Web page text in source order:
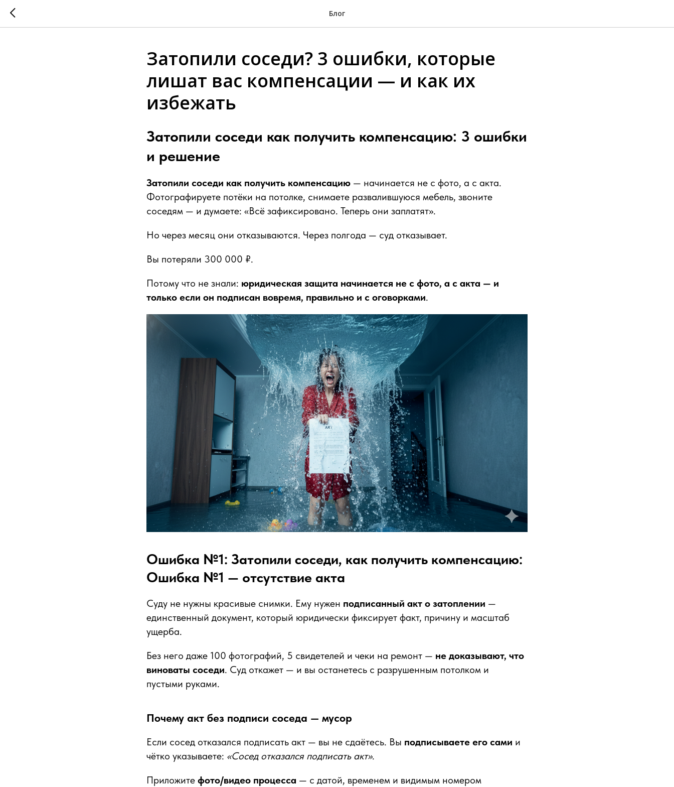
Блог
Затопили соседи? 3 ошибки, которые
лишат вас компенсации — и как их
избежать
Затопили соседи как получить компенсацию: 3 ошибки
и решение
Затопили соседи как получить компенсацию — начинается не с фото, а с акта.
Фотографируете потёки на потолке, снимаете развалившуюся мебель, звоните
соседям — и думаете: «Всё зафиксировано. Теперь они заплатят».
Но через месяц они отказываются. Через полгода — суд отказывает.
Вы потеряли 300 000 ₽.
Потому что не знали: юридическая защита начинается не с фото, а с акта — и
только если он подписан вовремя, правильно и с оговорками.
Ошибка №1: Затопили соседи, как получить компенсацию:
Ошибка №1 — отсутствие акта
Суду не нужны красивые снимки. Ему нужен подписанный акт о затоплении —
единственный документ, который юридически фиксирует факт, причину и масштаб
ущерба.
Без него даже 100 фотографий, 5 свидетелей и чеки на ремонт — не доказывают, что
виноваты соседи. Суд откажет — и вы останетесь с разрушенным потолком и
пустыми руками.
Почему акт без подписи соседа — мусор
Если сосед отказался подписать акт — вы не сдаётесь. Вы подписываете его сами и
чётко указываете: «Сосед отказался подписать акт».
Приложите фото/видео процесса — с датой, временем и видимым номером